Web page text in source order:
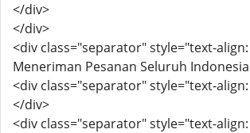
</div>
</div>
<div class="separator" style="text-
Meneriman Pesanan Seluruh
<div class="separator" style="text-
</div>
<div class="separator" style="text-